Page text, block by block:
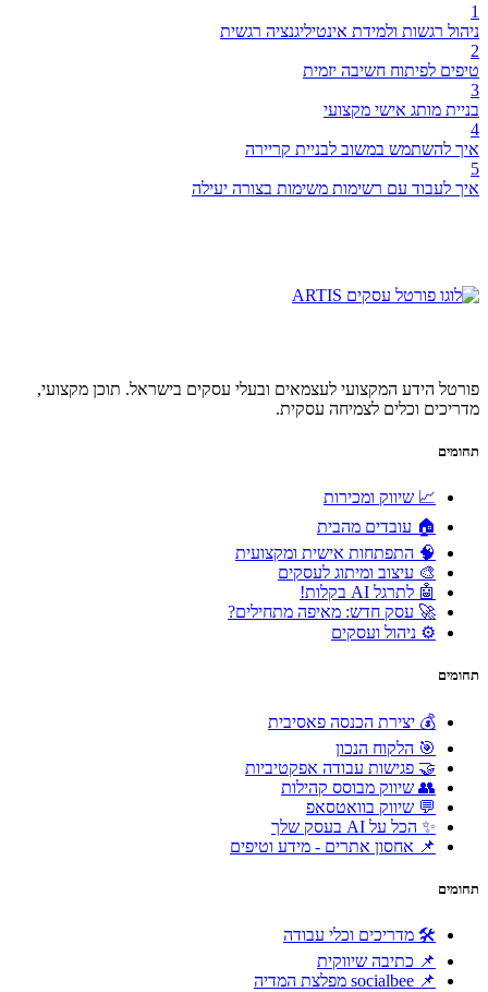
1
ניהול רגשות ולמידת אינטיליגנציה רגשית
2
טיפים לפיתוח חשיבה יזמית
3
בניית מותג אישי מקצועי
4
איך להשתמש במשוב לבניית קריירה
5
איך לעבוד עם רשימות משימות בצורה יעילה
פורטל הידע המקצועי לעצמאים ובעלי עסקים בישראל. תוכן מקצועי,
מדריכים וכלים לצמיחה עסקית.
תחומים
📈 שיווק ומכירות
🏠 עובדים מהבית
🧠 התפתחות אישית ומקצועית
🎨 עיצוב ומיתוג לעסקים
🤖 לתרגל AI בקלות!
🚀 עסק חדש: מאיפה מתחילים?
⚙️ ניהול ועסקים
תחומים
💰 יצירת הכנסה פאסיבית
🎯 הלקוח הנכון
🤝 פגישות עבודה אפקטיביות
👥 שיווק מבוסס קהילות
💬 שיווק בוואטסאפ
✨ הכל על AI בעסק שלך
📌 אחסון אתרים - מידע וטיפים
תחומים
🛠 מדריכים וכלי עבודה
📌 כתיבה שיווקית
📌 socialbee מפלצת המדיה